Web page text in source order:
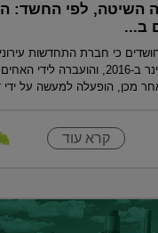
השיטה, לפי החשד:
ב...
כי חברת התחדשות
מיכאל קליינר ב-2016, והועברה
מכן, הופעלה למעשה על ידי
קרא עוד